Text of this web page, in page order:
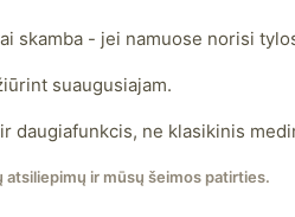
skamba - jei namuose norisi
suaugusiajam.
daugiafunkcis, ne klasikinis
ir mūsų šeimos patirties.